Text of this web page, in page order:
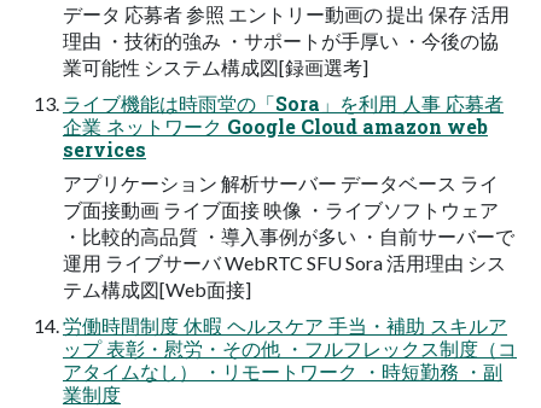
データ 応募者 参照 エントリー動画の 提出 保存 活用
理由 ・技術的強み ・サポートが手厚い ・今後の協
業可能性 システム構成図[録画選考]
ライブ機能は時雨堂の「Sora」を利用 人事 応募者
企業 ネットワーク Google Cloud amazon web
services
アプリケーション 解析サーバー データベース ライ
ブ面接動画 ライブ面接 映像 ・ライブソフトウェア
・比較的高品質 ・導入事例が多い ・自前サーバーで
運用 ライブサーバ WebRTC SFU Sora 活用理由 シス
テム構成図[Web面接]
労働時間制度 休暇 ヘルスケア 手当・補助 スキルア
ップ 表彰・慰労・その他 ・フルフレックス制度（コ
アタイムなし） ・リモートワーク ・時短勤務 ・副
業制度